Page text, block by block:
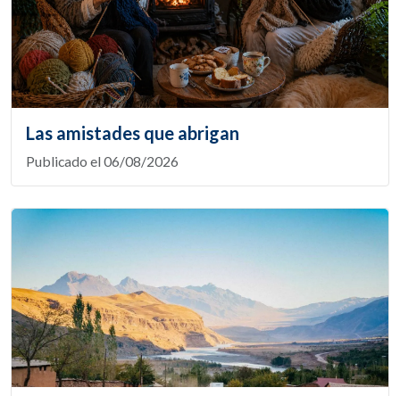
Las amistades que abrigan
Publicado el 06/08/2026